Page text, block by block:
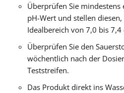
Überprüfen Sie
pH-Wert und stellen
Idealbereich von 7,0 bis 7,4
Überprüfen Sie den
wöchentlich nach der
Teststreifen.
Das Produkt direkt ins